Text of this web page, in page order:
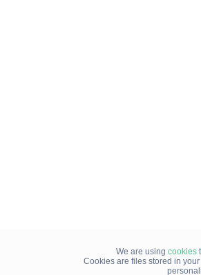
We are using cookies
Cookies are files stored in